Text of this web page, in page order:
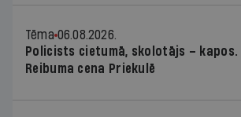
Tēma 06.08.2026.
Policists cietumā, skolotājs – kapos.
Reibuma cena Priekulē